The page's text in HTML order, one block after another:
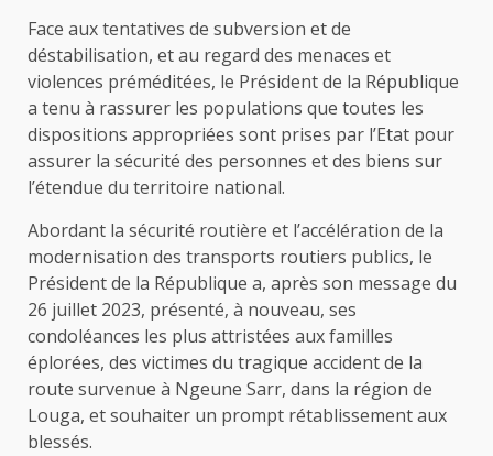
Face aux tentatives de subversion et de
déstabilisation, et au regard des menaces et
violences préméditées, le Président de la République
a tenu à rassurer les populations que toutes les
dispositions appropriées sont prises par l’Etat pour
assurer la sécurité des personnes et des biens sur
l’étendue du territoire national.
Abordant la sécurité routière et l’accélération de la
modernisation des transports routiers publics, le
Président de la République a, après son message du
26 juillet 2023, présenté, à nouveau, ses
condoléances les plus attristées aux familles
éplorées, des victimes du tragique accident de la
route survenue à Ngeune Sarr, dans la région de
Louga, et souhaiter un prompt rétablissement aux
blessés.